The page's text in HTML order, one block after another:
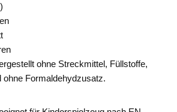
ohne Streckmittel, Füllstoffe,
ohne Formaldehydzusatz.